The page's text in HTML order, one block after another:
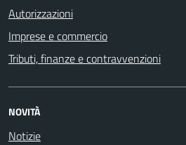
Autorizzazioni
Imprese e commercio
Tributi, finanze e contravvenzioni
NOVITÀ
Notizie